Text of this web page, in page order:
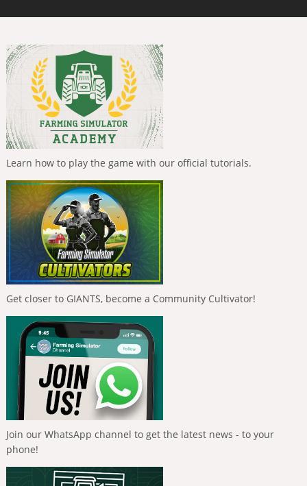
Learn how to play the game with our official tutorials.
Get closer to GIANTS, become a Community Cultivator!
Join our WhatsApp channel to get the latest news - to your
phone!